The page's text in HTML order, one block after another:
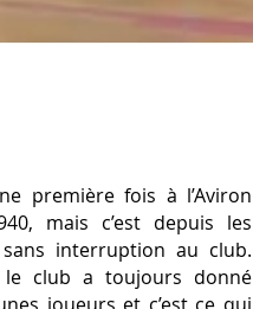
première fois à l’Aviron
mais c’est depuis les
interruption au club.
le club a toujours donné